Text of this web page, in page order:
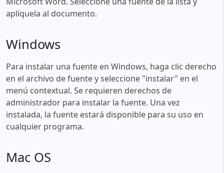
aplíquela al documento.
Windows
Para instalar una fuente en Windows, haga clic derecho
en el archivo de fuente y seleccione "instalar" en el
menú contextual. Se requieren derechos de
administrador para instalar la fuente. Una vez
instalada, la fuente estará disponible para su uso en
cualquier programa.
Mac OS